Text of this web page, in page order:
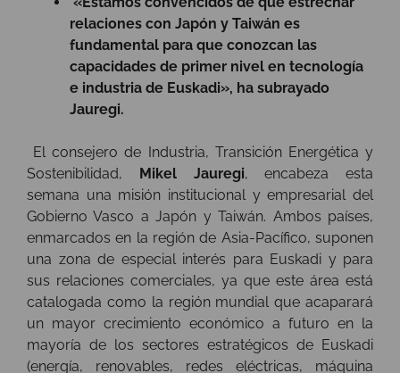
relaciones con Japón y Taiwán es
fundamental para que conozcan las
capacidades de primer nivel en tecnología
e industria de Euskadi», ha subrayado
Jauregi.
El consejero de Industria, Transición Energética y
Sostenibilidad, Mikel Jauregi, encabeza esta
semana una misión institucional y empresarial del
Gobierno Vasco a Japón y Taiwán. Ambos países,
enmarcados en la región de Asia-Pacífico, suponen
una zona de especial interés para Euskadi y para
sus relaciones comerciales, ya que este área está
catalogada como la región mundial que acaparará
un mayor crecimiento económico a futuro en la
mayoría de los sectores estratégicos de Euskadi
(energía, renovables, redes eléctricas, máquina